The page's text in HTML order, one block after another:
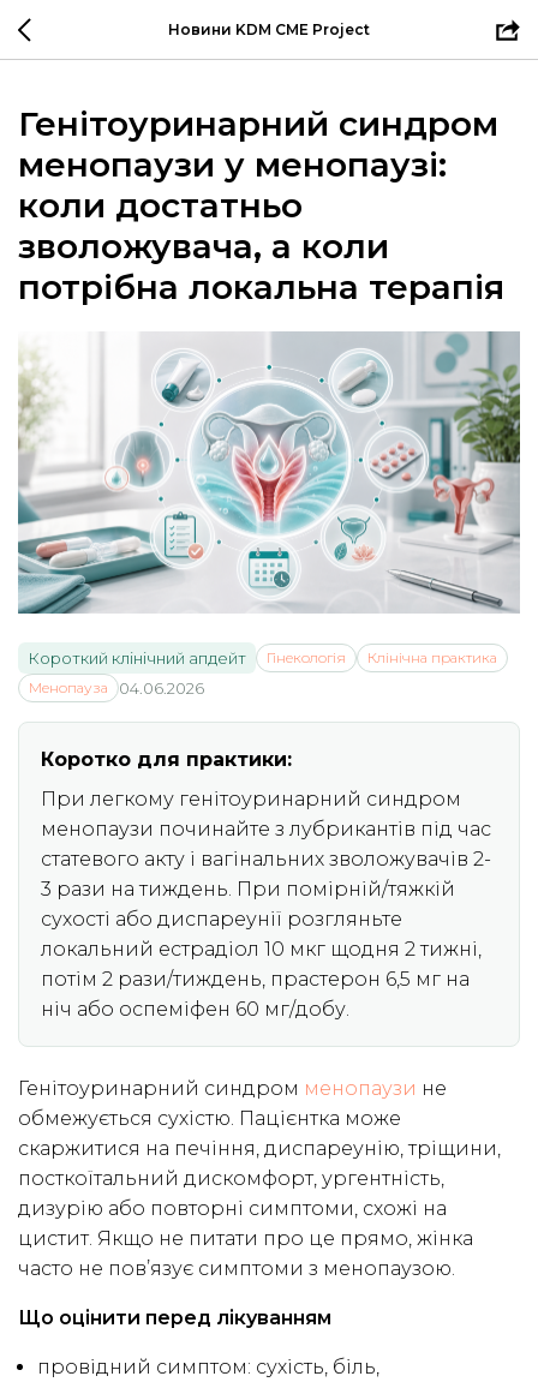
Новини KDM CME Project
Генітоуринарний синдром
менопаузи у менопаузі:
коли достатньо
зволожувача, а коли
потрібна локальна терапія
Короткий клінічний апдейт Гінекологія
Клінічна практика
Менопауза
04.06.2026
Коротко для практики:
При легкому генітоуринарний синдром
менопаузи починайте з лубрикантів під час
статевого акту і вагінальних зволожувачів 2-
3 рази на тиждень. При помірній/тяжкій
сухості або диспареунії розгляньте
локальний естрадіол 10 мкг щодня 2 тижні,
потім 2 рази/тиждень, прастерон 6,5 мг на
ніч або оспеміфен 60 мг/добу.
Генітоуринарний синдром менопаузи не
обмежується сухістю. Пацієнтка може
скаржитися на печіння, диспареунію, тріщини,
посткоїтальний дискомфорт, ургентність,
дизурію або повторні симптоми, схожі на
цистит. Якщо не питати про це прямо, жінка
часто не пов’язує симптоми з менопаузою.
Що оцінити перед лікуванням
провідний симптом: сухість, біль,